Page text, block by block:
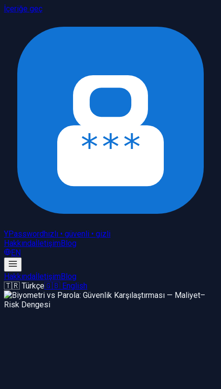
İçeriğe geç
YPasswordhızlı • güvenli • gizli
HakkındaİletişimBlog
EN
HakkındaİletişimBlog
🇹🇷 Türkçe🇬🇧 English